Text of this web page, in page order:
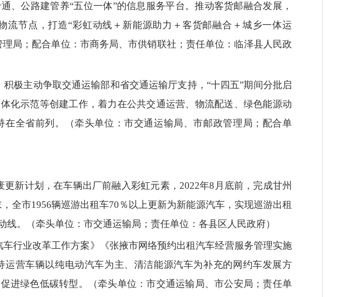
公路建管养“五位一体”的信息服务平台。推动客货邮融合发展，
节点，打造“彩虹动线＋新能源助力＋客货邮融合＋城乡一体运
局；配合单位：市商务局、市供销联社；责任单位：临泽县人民政
极主动争取交通运输部和省交通运输厅支持，“十四五”期间分批启
化示范等创建工作，着力在公共交通运营、物流配送、绿色能源动
全省前列。（牵头单位：市交通运输局、市邮政管理局；配合单
新计划，在车辆出厂前融入彩虹元素，2022年8月底前，完成甘州
全市1956辆巡游出租车70％以上更新为新能源汽车，实现巡游出租
。（牵头单位：市交通运输局；责任单位：各县区人民政府）
行业改革工作方案》《张掖市网络预约出租汽车经营服务管理实施
营车辆以纯电动汽车为主、清洁能源汽车为补充的网约车发展方
进绿色低碳转型。（牵头单位：市交通运输局、市公安局；责任单